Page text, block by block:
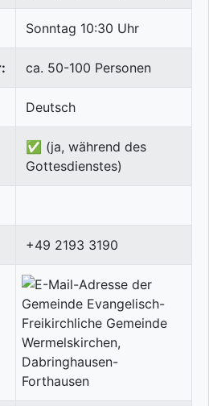
Sonntag 10:30 Uhr
ca. 50-100 Personen
Deutsch
✅ (ja, während des
Gottesdienstes)
+49 2193 3190